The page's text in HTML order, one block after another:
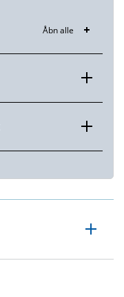
Åbn alle